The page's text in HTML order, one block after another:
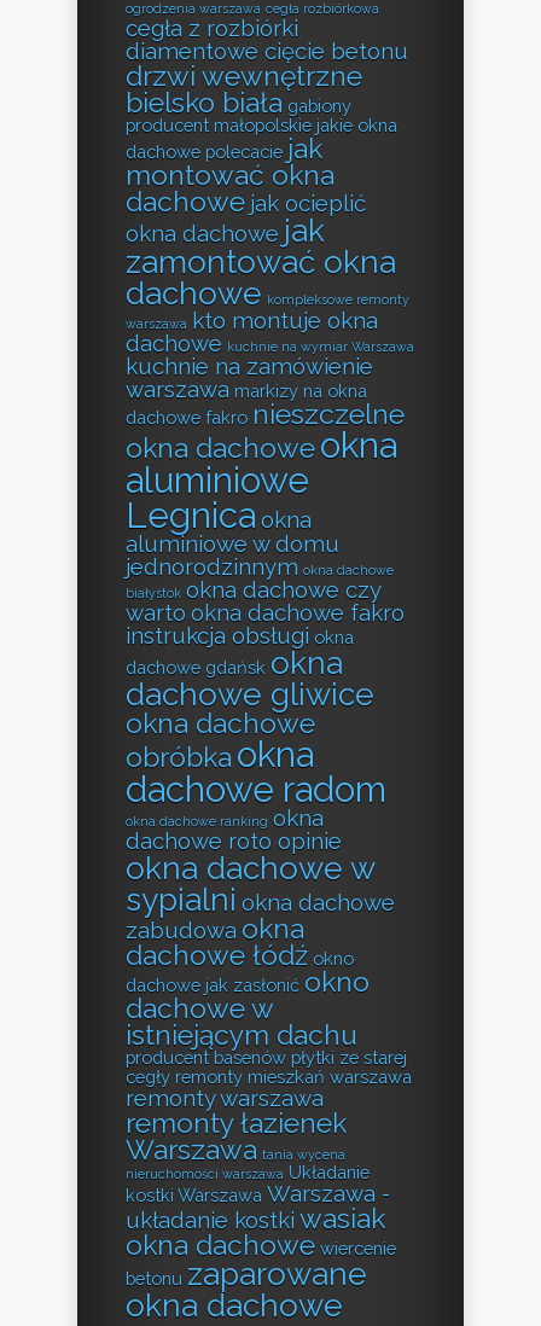
ogrodzenia warszawa cegła rozbiórkowa
cegła z rozbiórki
diamentowe cięcie betonu
drzwi wewnętrzne
bielsko biała gabiony
producent małopolskie jakie okna
dachowe polecacie jak
montować okna
dachowe jak ocieplić
okna dachowe jak
zamontować okna
dachowe kompleksowe remonty
warszawa kto montuje okna
dachowe kuchnie na wymiar Warszawa
kuchnie na zamówienie
warszawa markizy na okna
dachowe fakro nieszczelne
okna dachoweokna
aluminiowe
Legnica okna
aluminiowe w domu
jednorodzinnym okna dachowe
białystok okna dachowe czy
warto okna dachowe fakro
instrukcja obsługi okna
dachowe gdańsk okna
dachowe gliwice
okna dachowe
obróbka okna
dachowe radom
okna dachowe ranking okna
dachowe roto opinie
okna dachowe w
sypialni okna dachowe
zabudowa okna
dachowe łódź okno
dachowe jak zasłonić okno
dachowe w
istniejącym dachu
producent basenów płytki ze starej
cegły remonty mieszkań warszawa
remonty warszawa
remonty łazienek
Warszawa tania wycena
nieruchomości warszawa Układanie
kostki Warszawa Warszawa -
układanie kostki wasiak
okna dachowe wiercenie
betonu zaparowane
okna dachowe